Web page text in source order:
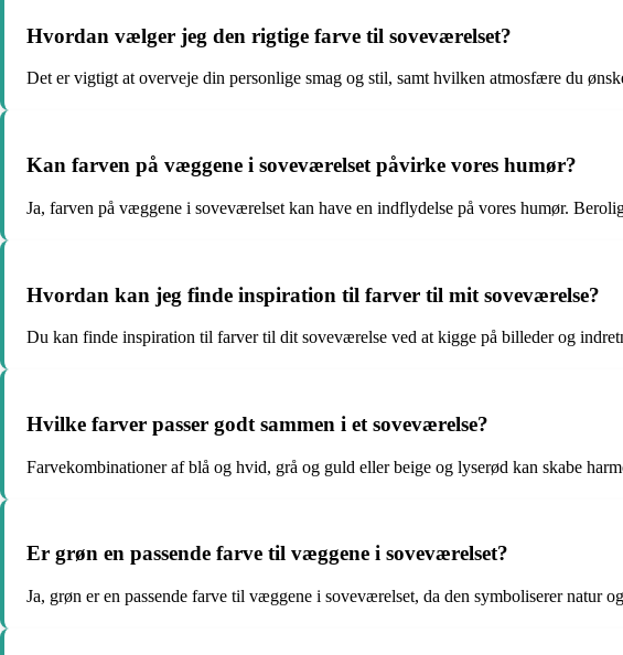
Hvordan vælger jeg den rigtige farve til soveværelset?
Det er vigtigt at overveje din personlige smag og stil, samt hvilken atmosfære du
Kan farven på væggene i soveværelset påvirke vores humør?
Ja, farven på væggene i soveværelset kan have en indflydelse på vores humør.
Hvordan kan jeg finde inspiration til farver til mit soveværelse?
Du kan finde inspiration til farver til dit soveværelse ved at kigge på billeder og
Hvilke farver passer godt sammen i et soveværelse?
Farvekombinationer af blå og hvid, grå og guld eller beige og lyserød kan skabe
Er grøn en passende farve til væggene i soveværelset?
Ja, grøn er en passende farve til væggene i soveværelset, da den symboliserer natur